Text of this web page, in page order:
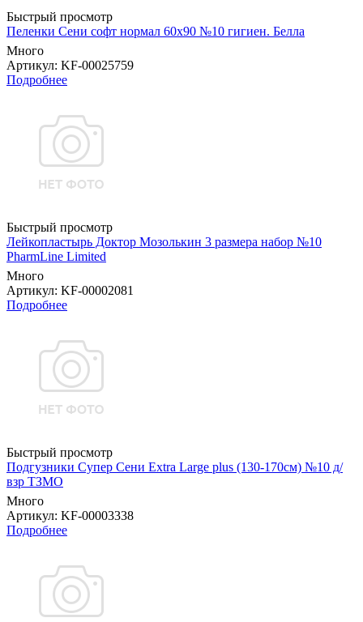
Быстрый просмотр
Пеленки Сени софт нормал 60х90 №10 гигиен. Белла
Много
Артикул: KF-00025759
Подробнее
Быстрый просмотр
Лейкопластырь Доктор Мозолькин 3 размера набор №10
PharmLine Limited
Много
Артикул: KF-00002081
Подробнее
Быстрый просмотр
Подгузники Супер Сени Extra Large plus (130-170см) №10 д/
взр ТЗМО
Много
Артикул: KF-00003338
Подробнее